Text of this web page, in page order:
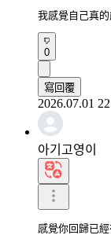
我感覺自己真
0
寫回覆
2026.07.01
아기고영이
感覺你回歸已